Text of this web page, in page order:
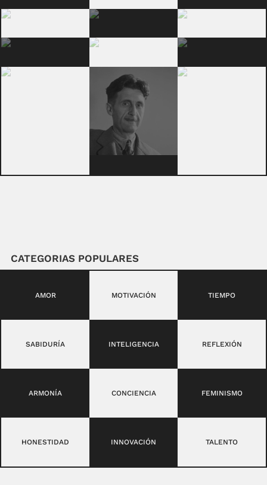
CATEGORIAS POPULARES
AMOR MOTIVACIÓN TIEMPO
SABIDURÍA INTELIGENCIA REFLEXIÓN
ARMONÍA CONCIENCIA FEMINISMO
HONESTIDAD INNOVACIÓN TALENTO